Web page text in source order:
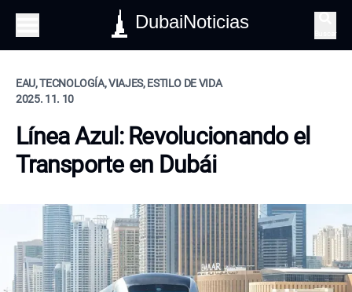
DubaiNoticias
EAU, TECNOLOGÍA, VIAJES, ESTILO DE VIDA
2025. 11. 10
Línea Azul: Revolucionando el
Transporte en Dubái